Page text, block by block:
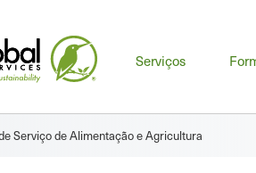
Serviços
Serviço de Alimentação e Agricultura